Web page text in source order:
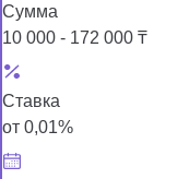
Сумма
10 000 - 172 000 ₸
Ставка
от 0,01%